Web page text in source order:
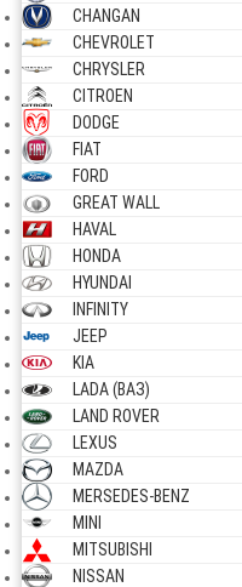
CHANGAN
CHEVROLET
CHRYSLER
CITROEN
DODGE
FIAT
FORD
GREAT WALL
HAVAL
HONDA
HYUNDAI
INFINITY
JEEP
KIA
LADA (ВАЗ)
LAND ROVER
LEXUS
MAZDA
MERSEDES-BENZ
MINI
MITSUBISHI
NISSAN